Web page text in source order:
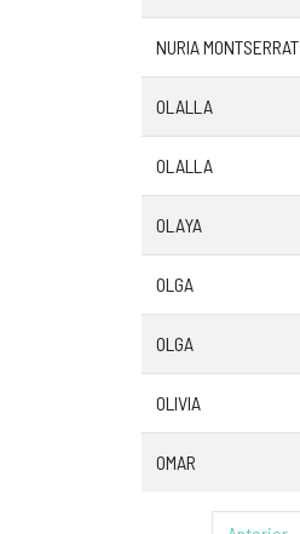
NURIA MONTSERRAT
OLALLA
OLALLA
OLAYA
OLGA
OLGA
OLIVIA
OMAR